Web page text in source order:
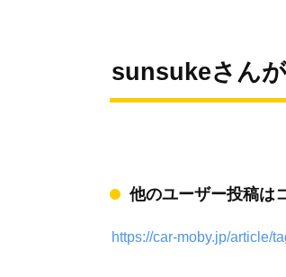
sunsukeさん
他のユーザー投稿は
https://car-moby.jp/article/